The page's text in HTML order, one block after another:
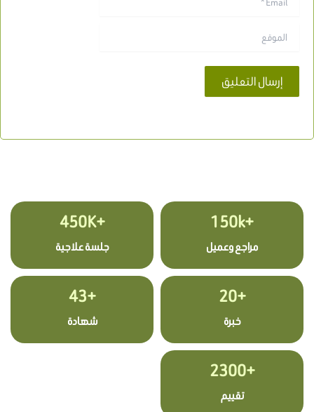
+150k
مراجع وعميل
+450K
جلسة علاجية
+20
خبرة
+43
شهادة
+2300
تقييم